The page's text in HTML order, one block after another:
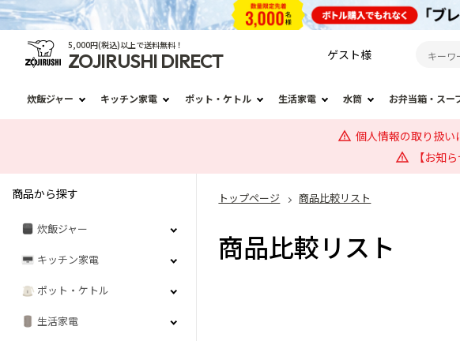
5,000円(税込)以上で送料無料！
ZOJIRUSHI DIRECT ゲスト様
炊飯ジャー キッチン家電 ポット・ケトル 生活家電 水筒 お弁当箱・スー
個人情報の取り扱
【お知
トップページ 商品比較リスト
商品比較リスト
商品から探す
炊飯ジャー
キッチン家電
ポット・ケトル
生活家電